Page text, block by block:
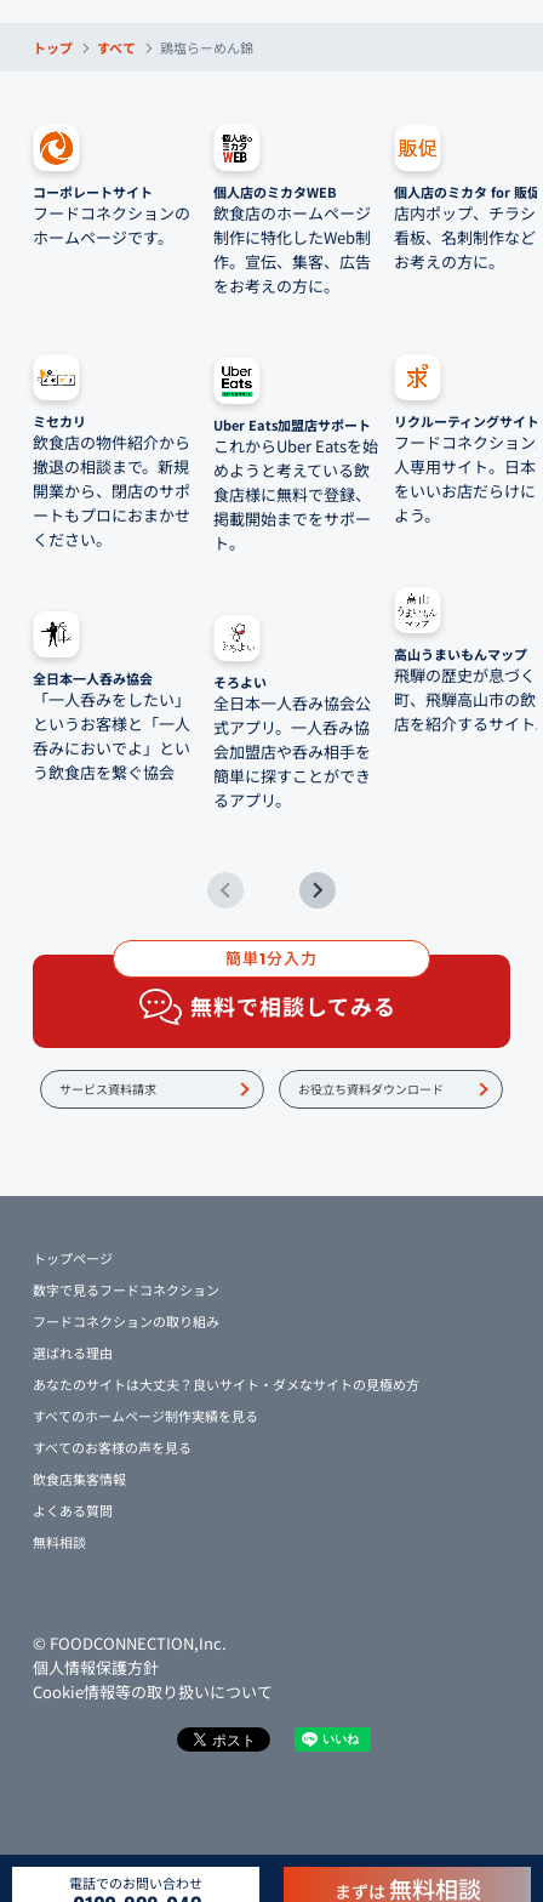
トップ すべて 鶏塩らーめん錦
コーポレートサイト
フードコネクションの
ホームページです。
ミセカリ
飲食店の物件紹介から
撤退の相談まで。新規
開業から、閉店のサポ
ートもプロにおまかせ
ください。
全日本一人呑み協会
「一人呑みをしたい」
というお客様と「一人
呑みにおいでよ」とい
う飲食店を繋ぐ協会
個人店のミカタWEB
飲食店のホームページ
制作に特化したWeb制
作。宣伝、集客、広告
をお考えの方に。
Uber Eats加盟店サポート
これからUber Eatsを始
めようと考えている飲
食店様に無料で登録、
掲載開始までをサポー
ト。
そろよい
全日本一人呑み協会公
式アプリ。一人呑み協
会加盟店や呑み相手を
簡単に探すことができ
るアプリ。
個人店のミカタ for 販促
店内ポップ、チラシ
看板、名刺制作など
お考えの方に。
リクルーティングサイト
フードコネクション
人専用サイト。日本
をいいお店だらけに
よう。
高山うまいもんマップ
飛騨の歴史が息づく
町、飛騨高山市の飲
店を紹介するサイト
簡単1分入力
無料で相談してみる
サービス資料請求 お役立ち資料ダウンロード
トップページ
数字で見るフードコネクション
フードコネクションの取り組み
選ばれる理由
あなたのサイトは大丈夫？良いサイト・ダメなサイトの見極め方
すべてのホームページ制作実績を見る
すべてのお客様の声を見る
飲食店集客情報
よくある質問
無料相談
© FOODCONNECTION,Inc.
個人情報保護方針
Cookie情報等の取り扱いについて
電話でのお問い合わせ まずは 無料相談